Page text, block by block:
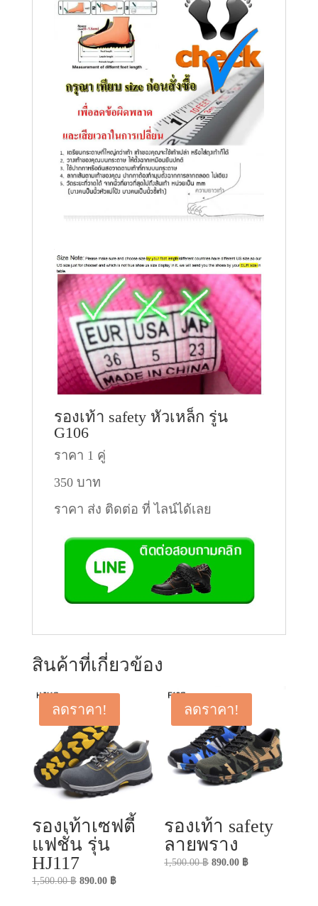
รองเท้า safety หัวเหล็ก รู่น
G106
ราคา 1 คู่
350 บาท
ราคา ส่ง ติดต่อ ที่ ไลน์ได้เลย
สินค้าที่เกี่ยวข้อง
ลดราคา!
รองเท้าเซฟตี้
แฟชั่น รุ่น
HJ117
1,500.00฿ Original
890.00 ฿Current
ลดราคา!
รองเท้า safety
ลายพราง
1,500.00฿ Original
890.00 ฿Current